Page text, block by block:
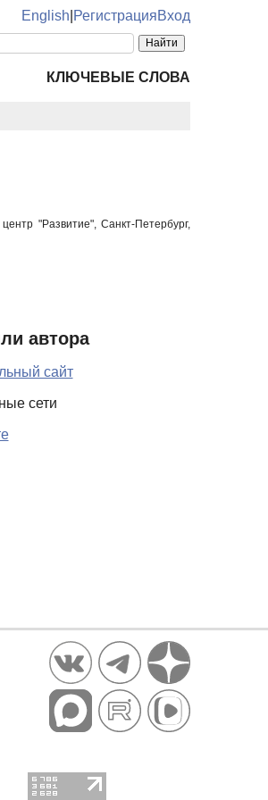
English РегистрацияВход
КЛЮЧЕВЫЕ СЛОВА
"Развитие", Санкт-Петербург,
автора
сайт
сети